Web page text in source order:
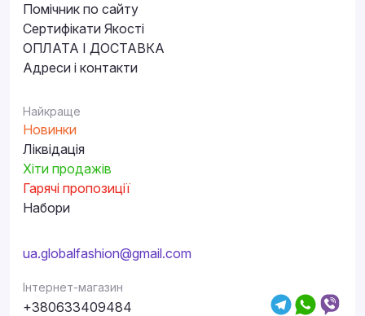
Помічник по сайту
Сертифікати Якості
ОПЛАТА І ДОСТАВКА
Адреси і контакти
Найкраще
Новинки
Ліквідація
Хіти продажів
Гарячі пропозиції
Набори
ua.globalfashion@gmail.com
Інтернет-магазин
+380633409484